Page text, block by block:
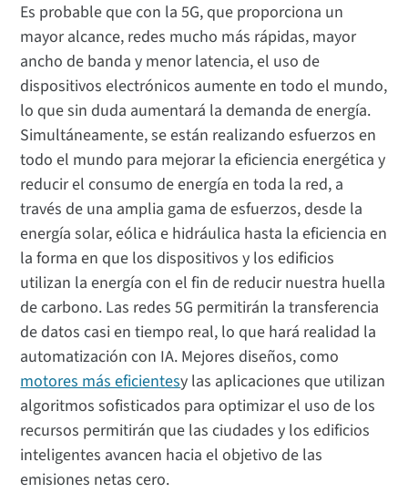
Es probable que con la 5G, que proporciona un
mayor alcance, redes mucho más rápidas, mayor
ancho de banda y menor latencia, el uso de
dispositivos electrónicos aumente en todo el mundo,
lo que sin duda aumentará la demanda de energía.
Simultáneamente, se están realizando esfuerzos en
todo el mundo para mejorar la eficiencia energética y
reducir el consumo de energía en toda la red, a
través de una amplia gama de esfuerzos, desde la
energía solar, eólica e hidráulica hasta la eficiencia en
la forma en que los dispositivos y los edificios
utilizan la energía con el fin de reducir nuestra huella
de carbono. Las redes 5G permitirán la transferencia
de datos casi en tiempo real, lo que hará realidad la
automatización con IA. Mejores diseños, como
motores más eficientesy las aplicaciones que utilizan
algoritmos sofisticados para optimizar el uso de los
recursos permitirán que las ciudades y los edificios
inteligentes avancen hacia el objetivo de las
emisiones netas cero.